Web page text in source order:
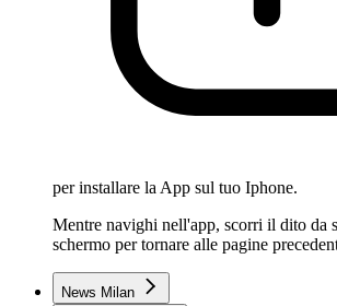
per installare la App sul tuo Iphone.
Mentre navighi nell'app, scorri il dito da
schermo per tornare alle pagine
News Milan